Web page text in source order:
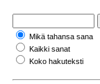
Mikä tahansa sana
Kaikki sanat
Koko hakuteksti